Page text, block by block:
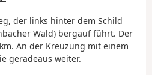
der links hinter dem Schild
Wald) bergauf führt. Der
An der Kreuzung mit einem
geradeaus weiter.